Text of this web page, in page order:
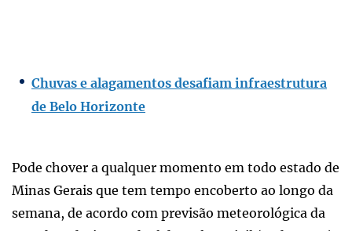
Chuvas e alagamentos desafiam infraestrutura
de Belo Horizonte
Pode chover a qualquer momento em todo estado de
Minas Gerais que tem tempo encoberto ao longo da
semana, de acordo com previsão meteorológica da